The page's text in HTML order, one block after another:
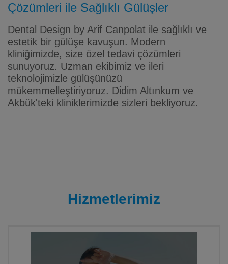
Çözümleri ile Sağlıklı Gülüşler
Dental Design by Arif Canpolat ile sağlıklı ve
estetik bir gülüşe kavuşun. Modern
kliniğimizde, size özel tedavi çözümleri
sunuyoruz. Uzman ekibimiz ve ileri
teknolojimizle gülüşünüzü
mükemmelleştiriyoruz. Didim Altınkum ve
Akbük'teki kliniklerimizde sizleri bekliyoruz.
Hizmetlerimiz